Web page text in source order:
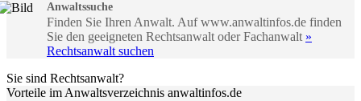
Anwaltssuche
Finden Sie Ihren Anwalt. Auf www.anwaltinfos.de finden
Sie den geeigneten Rechtsanwalt oder Fachanwalt »
Rechtsanwalt suchen
Sie sind Rechtsanwalt?
Vorteile im Anwaltsverzeichnis anwaltinfos.de